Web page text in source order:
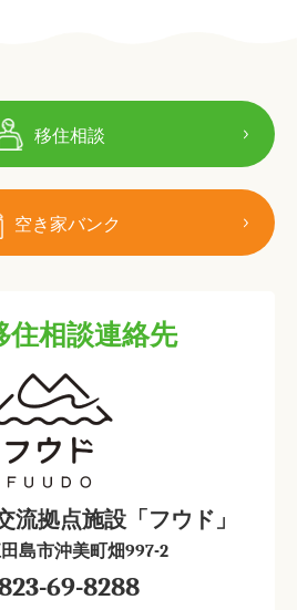
移住相談
空き家バンク
住相談連絡先
流拠点施設「フウド」
島市沖美町畑997-2
69-8288